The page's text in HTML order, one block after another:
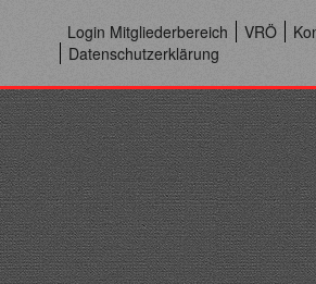
Login Mitgliederbereich
VRÖ
Datenschutzerklärung